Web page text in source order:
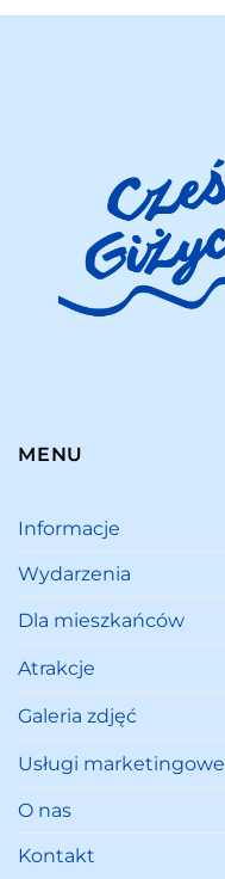
MENU
Informacje
Wydarzenia
Dla mieszkańców
Atrakcje
Galeria zdjęć
Usługi marketingowe
O nas
Kontakt